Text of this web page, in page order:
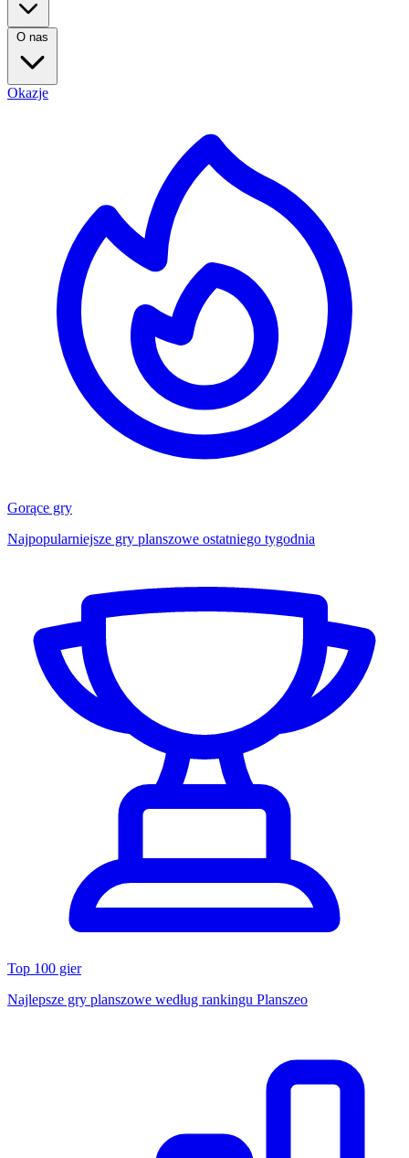
O nas
Okazje
Gorące gry
Najpopularniejsze gry planszowe ostatniego tygodnia
Top 100 gier
Najlepsze gry planszowe według rankingu Planszeo